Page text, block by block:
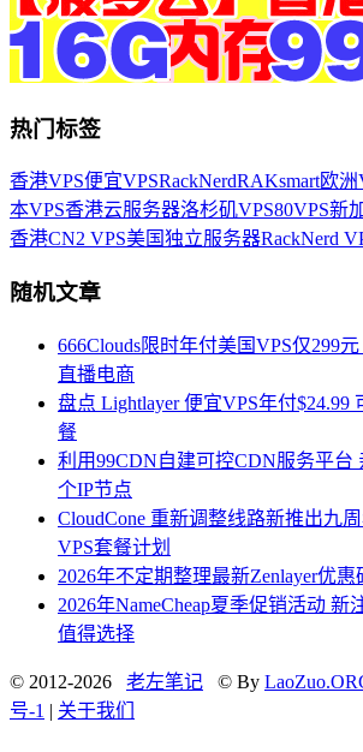
热门标签
香港VPS便宜VPSRackNerdRAKsmart欧洲
本VPS香港云服务器洛杉矶VPS80VPS新
香港CN2 VPS美国独立服务器RackNerd
随机文章
666Clouds限时年付美国VPS仅299
直播电商
盘点 Lightlayer 便宜VPS年付$24.99
餐
利用99CDN自建可控CDN服务平台
个IP节点
CloudCone 重新调整线路新推出九
VPS套餐计划
2026年不定期整理最新Zenlayer优
2026年NameCheap夏季促销活动 新
值得选择
© 2012-2026 老左笔记 © By
号-1 | 关于我们